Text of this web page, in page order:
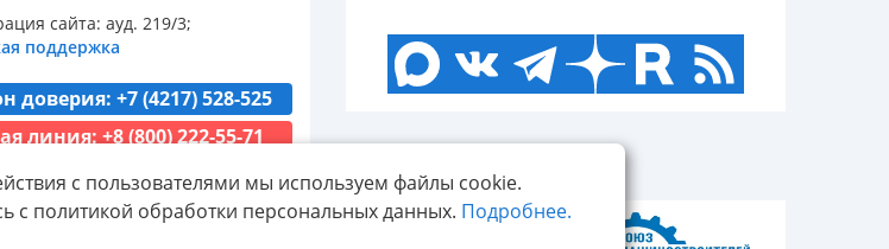
с пользователями мы используем файлы cookie.
с политикой обработки персональных данных. Подробнее.
сайта: ауд. 219/3;
поддержка
доверия: +7 (4217) 528-525
линия: +8 (800) 222-55-71